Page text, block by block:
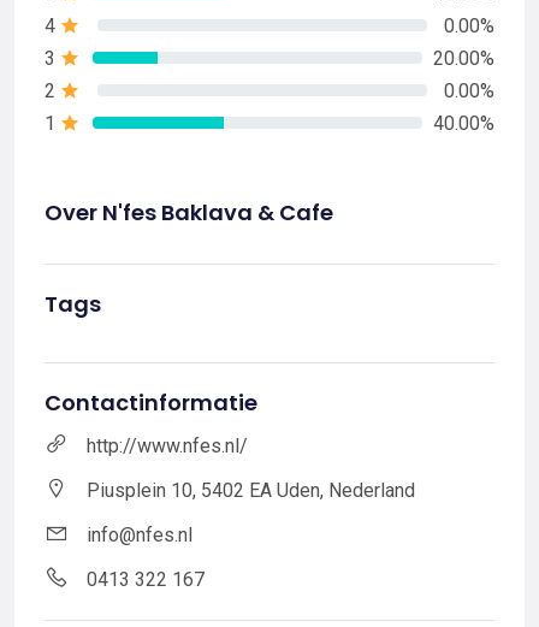
4
0.00%
3
20.00%
2
0.00%
1
40.00%
Over N'fes Baklava & Cafe
Tags
Contactinformatie
http://www.nfes.nl/
Piusplein 10, 5402 EA Uden, Nederland
info@nfes.nl
0413 322 167